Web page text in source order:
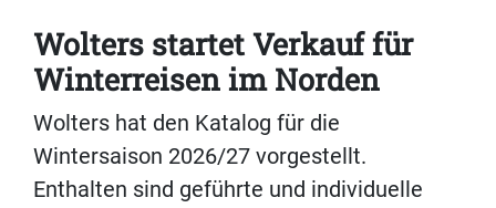
Wolters startet Verkauf für
Winterreisen im Norden
Wolters hat den Katalog für die
Wintersaison 2026/27 vorgestellt.
Enthalten sind geführte und individuelle